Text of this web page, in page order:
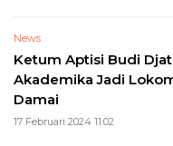
News
Ketum Aptisi Budi
Akademika Jadi
Damai
17 Februari 2024 11:02